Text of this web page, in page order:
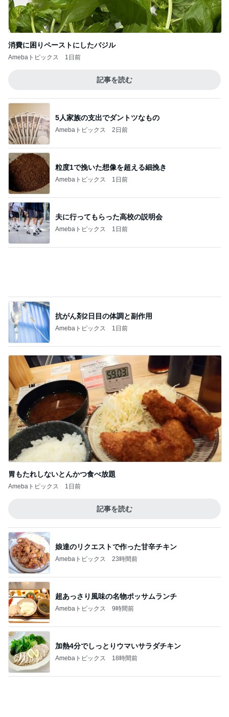
Amebaトピックス 1日前
記事を読む
Amebaトピックス 2日前
粒度1で挽いた想像を超える細挽き
Amebaトピックス 1日前
夫に行ってもらった高校の説明会
Amebaトピックス 1日前
胃もたれしないとんかつ食べ放題
Amebaトピックス 1日前
記事を読む
Amebaトピックス 23時間前
超あっさり風味の名物ポッサムランチ
Amebaトピックス 9時間前
加熱4分でしっとりウマいサラダチキン
Amebaトピックス 18時間前